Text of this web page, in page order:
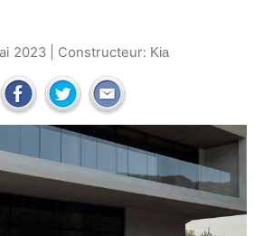
2023 | Constructeur: Kia